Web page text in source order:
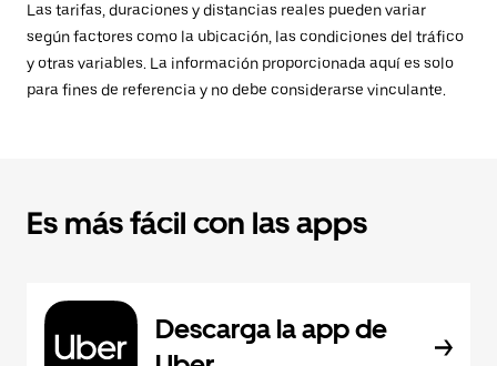
Las tarifas, duraciones y distancias reales pueden variar
según factores como la ubicación, las condiciones del tráfico
y otras variables. La información proporcionada aquí es solo
para fines de referencia y no debe considerarse vinculante.
Es más fácil con las apps
Descarga la app de